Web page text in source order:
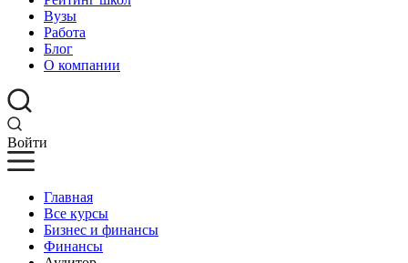
Вузы
Работа
Блог
О компании
Войти
Главная
Все курсы
Бизнес и финансы
Финансы